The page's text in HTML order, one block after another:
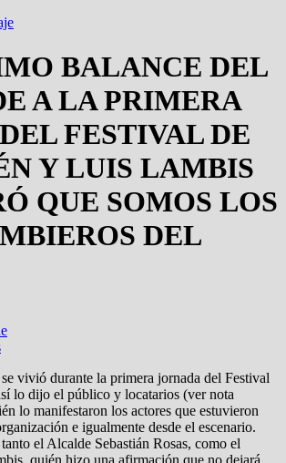
BALANCE DEL
A LA PRIMERA
FESTIVAL DE
Y LUIS LAMBIS
QUE SOMOS LOS
DEL
vivió durante la primera jornada del Festival
lo dijo el público y locatarios (ver nota
lo manifestaron los actores que estuvieron
e igualmente desde el escenario.
el Alcalde Sebastián Rosas, como el
quién hizo una afirmación que no dejará